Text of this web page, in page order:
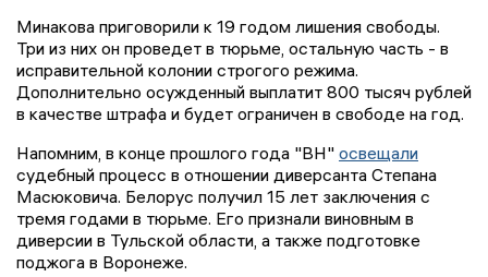
Минакова приговорили к 19 годом лишения свободы.
Три из них он проведет в тюрьме, остальную часть - в
исправительной колонии строгого режима.
Дополнительно осужденный выплатит 800 тысяч рублей
в качестве штрафа и будет ограничен в свободе на год.
Напомним, в конце прошлого года "ВН" освещали
судебный процесс в отношении диверсанта Степана
Масюковича. Белорус получил 15 лет заключения с
тремя годами в тюрьме. Его признали виновным в
диверсии в Тульской области, а также подготовке
поджога в Воронеже.